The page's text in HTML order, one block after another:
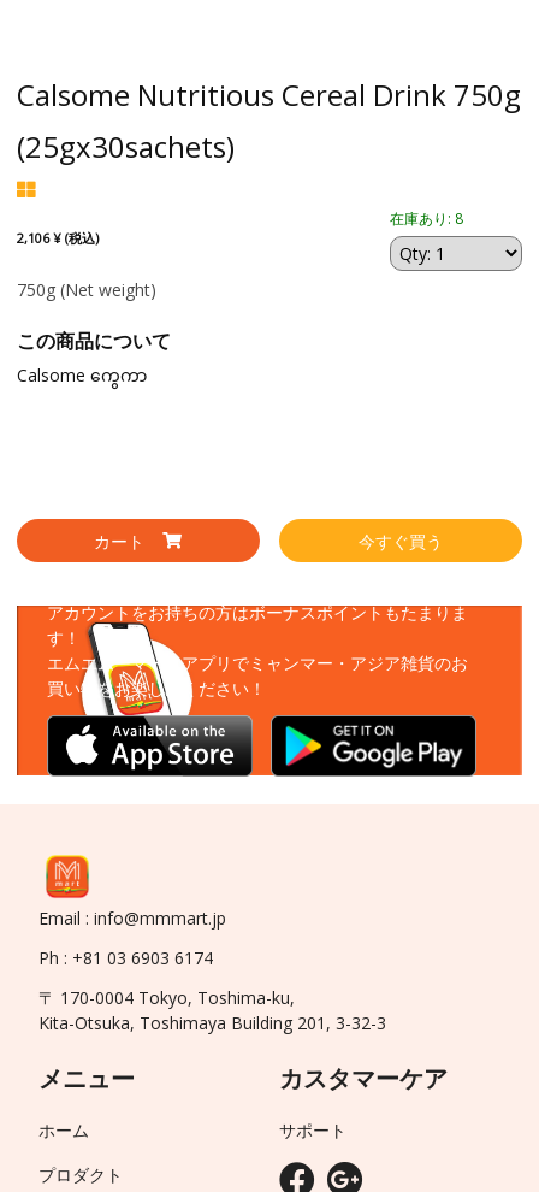
Calsome Nutritious Cereal Drink 750g
(25gx30sachets)
2,106 ¥ (税込)
在庫あり: 8
750g (Net weight)
この商品について
Calsome ကွေကာ
カート 今すぐ買う
アカウントをお持ちの方はボーナスポイントもたまりま
す！
エムエムーマートアプリでミャンマー・アジア雑貨のお
買い物をお楽しみください！
Email : info@mmmart.jp
Ph : +81 03 6903 6174
〒 170-0004 Tokyo, Toshima-ku,
Kita-Otsuka, Toshimaya Building 201, 3-32-3
メニュー
ホーム
プロダクト
カスタマーケア
サポート